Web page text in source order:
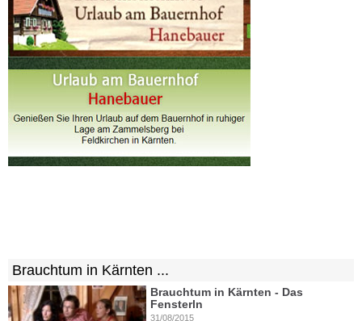
Brauchtum in Kärnten ...
Brauchtum in Kärnten - Das
Fensterln
31/08/2015